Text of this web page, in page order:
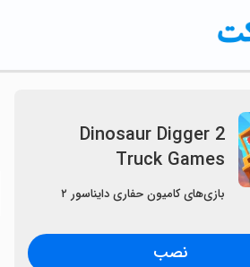
Dinosaur Digger 2
Truck Games
بازی‌های کامیون حفاری دایناسور ۲
نصب